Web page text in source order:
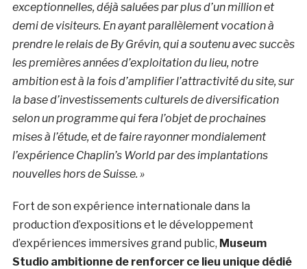
exceptionnelles, déjà saluées par plus d’un million et
demi de visiteurs. En ayant parallèlement vocation à
prendre le relais de By Grévin, qui a soutenu avec succès
les premières années d’exploitation du lieu, notre
ambition est à la fois d’amplifier l’attractivité du site, sur
la base d’investissements culturels de diversification
selon un programme qui fera l’objet de prochaines
mises à l’étude, et de faire rayonner mondialement
l’expérience Chaplin’s World par des implantations
nouvelles hors de Suisse. »
Fort de son expérience internationale dans la
production d’expositions et le développement
d’expériences immersives grand public, Museum
Studio ambitionne de renforcer ce lieu unique dédié